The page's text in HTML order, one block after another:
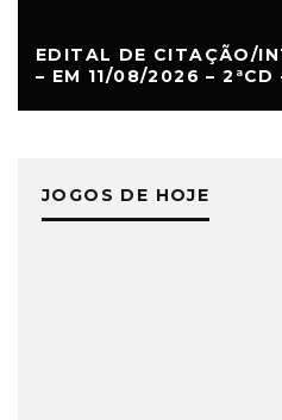
EDITAL DE CITAÇÃO/
– EM 11/08/2026 – 2ªCD
JOGOS DE HOJE